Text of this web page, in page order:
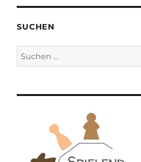
SUCHEN
Suchen
nach: